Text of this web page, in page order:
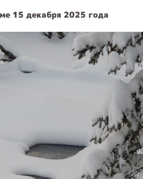
15 декабря 2025 года